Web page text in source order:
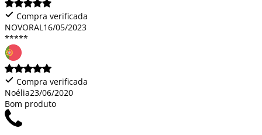
Compra verificada
NOVORAL16/05/2023
*****
Compra verificada
Noélia23/06/2020
Bom produto